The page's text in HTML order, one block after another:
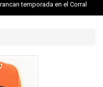
temporada en el Corral